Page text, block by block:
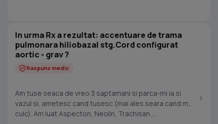
In urma Rx a rezultat: accentuare de trama
pulmonara hiliobazal stg.Cord configurat
aortic - grav ?
Raspuns medic
Am tuse seaca de vreo 3 saptamani si parca-mi ia si
vazul si, ametesc cand tusesc (mai ales seara cand ma
culc). Am luat Aspecton, Neolin, Trachisan ,...